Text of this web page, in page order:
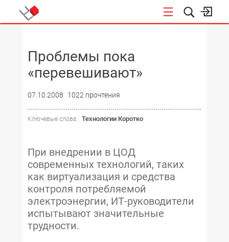
Проблемы пока
«перевешивают»
07.10.2008 1022 прочтения
Ключевые слова : Технологии Коротко
При внедрении в ЦОД
современных технологий, таких
как виртуализация и средства
контроля потребляемой
электроэнергии, ИТ-руководители
испытывают значительные
трудности.